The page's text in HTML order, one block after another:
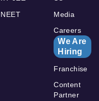
NEET
Media
Careers
We Are
Hiring
Franchise
Content
Partner